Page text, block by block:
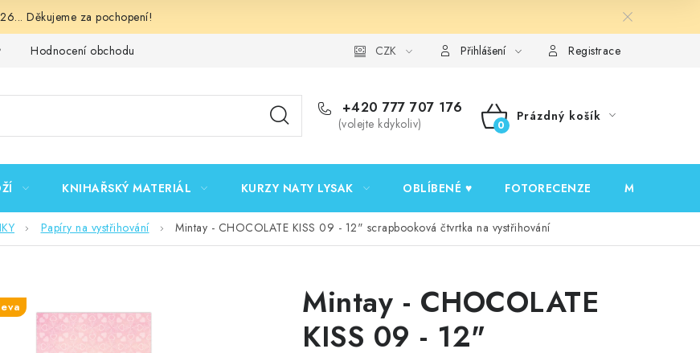
Děkujeme za pochopení!
Hodnocení obchodu Podmínky ochrany osobních údajů Ověřování recenzí
CZK Přihlášení Registrace
+420 777 707 176
(volejte kdykoliv)
NÁKUPNÍ
Prázdný košík
KNIHAŘSKÝ MATERIÁL KURZY NATY LYSAK OBLÍBENÉ ♥️ FOTORECENZE MOJE
Papíry na vystřihování Mintay - CHOCOLATE KISS 09 - 12" scrapbooková čtvrtka na vystřihování
Mintay - CHOCOLATE
KISS 09 - 12"